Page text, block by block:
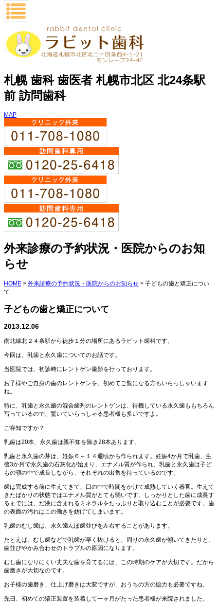
札幌 歯科 歯医者 札幌市北区 北24条駅
前 訪問歯科
MAP
外来診療の予約状況・医院からのお知
らせ
HOME > 外来診療の予約状況・医院からのお知らせ > 子どもの歯と矯正につい
て
子どもの歯と矯正について
2013.12.06
南北線北２４条駅から徒歩１分の場所にあるラビット歯科です。
今回は、乳歯と永久歯についてのお話です。
当医院では、初診時にレントゲン撮影を行っております。
お子様やご自身の歯のレントゲンを、初めてご覧になる方もいらっしゃいます
ね。
特に、乳歯と永久歯の混合歯列のレントゲンは、待機している永久歯ももちろん
写っているので、驚いていらっしゃる患者様も多いですよ。
ご存知ですか？
乳歯は20本、永久歯は親不知を除き28本あります。
乳歯と永久歯の芽は、妊娠６～１４週頃から作られます。妊娠4か月で乳歯、生
後3か月で永久歯の石灰化が始まり、エナメル質が作られ、乳歯と永久歯は子ど
もの顎の中で成長しながら、それぞれの出番を待っているのです。
歯は完成する前に生えてきて、口の中で時間をかけて成熟していく器官。生えて
きたばかりの状態ではエナメル質がとても弱いです。しっかりとした歯に成長す
るまでには、だ液に含まれるミネラルをたっぷりと取り込むことが必要です。歯
の表面の汚れはこの働きを妨げてしまいます。
乳歯のむし歯は、永久歯んぽ歯並びを左右することがあります。
たとえば、むし歯などで乳歯が早く抜けると、周りの永久歯が傾いてきたりと、
歯並びやかみ合わせのトラブルの原因になります。
むし歯になりにくい丈夫な歯を育てるには、この時期のケアが大切です。だから
歯磨きが大切なのです。
お子様の歯磨き、仕上げ磨きは大変ですが、おうちの方の協力も必要ですね。
先日、初めての矯正装置を装着して一ヶ月がたった患者様が来院されました。